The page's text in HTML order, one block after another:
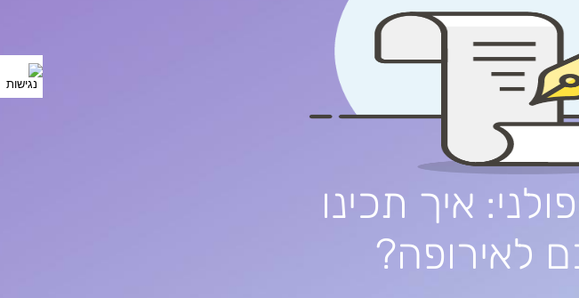
איך תכינו
לאירופה?